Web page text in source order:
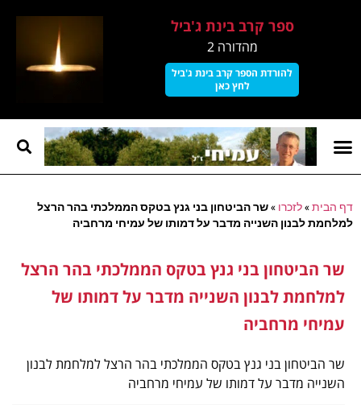
ספר קרב בינת ג'ביל
מהדורה 2
להורדת הספר קרב בינת ג'ביל
לחץ כאן
דף הבית»לזכרו »שר הביטחון בני גנץ בטקס הממלכתי בהר הרצל
למלחמת לבנון השנייה מדבר על דמותו של עמיחי מרחביה
שר הביטחון בני גנץ בטקס הממלכתי בהר הרצל
למלחמת לבנון השנייה מדבר על דמותו של
עמיחי מרחביה
שר הביטחון בני גנץ בטקס הממלכתי בהר הרצל למלחמת לבנון
השנייה מדבר על דמותו של עמיחי מרחביה